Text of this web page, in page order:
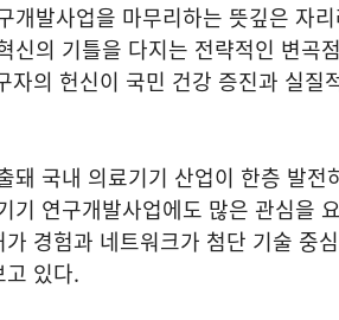
개발사업을 마무리하는 뜻깊은 자
신의 기틀을 다지는 전략적인 변곡
의 헌신이 국민 건강 증진과 실질
돼 국내 의료기기 산업이 한층 발전
기 연구개발사업에도 많은 관심을
경험과 네트워크가 첨단 기술 중
있다.